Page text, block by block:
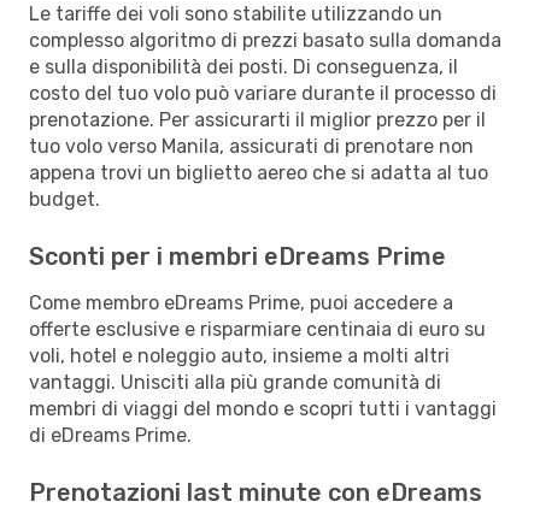
Le tariffe dei voli sono stabilite utilizzando un
complesso algoritmo di prezzi basato sulla domanda
e sulla disponibilità dei posti. Di conseguenza, il
costo del tuo volo può variare durante il processo di
prenotazione. Per assicurarti il miglior prezzo per il
tuo volo verso Manila, assicurati di prenotare non
appena trovi un biglietto aereo che si adatta al tuo
budget.
Sconti per i membri eDreams Prime
Come membro eDreams Prime, puoi accedere a
offerte esclusive e risparmiare centinaia di euro su
voli, hotel e noleggio auto, insieme a molti altri
vantaggi. Unisciti alla più grande comunità di
membri di viaggi del mondo e scopri tutti i vantaggi
di eDreams Prime.
Prenotazioni last minute con eDreams